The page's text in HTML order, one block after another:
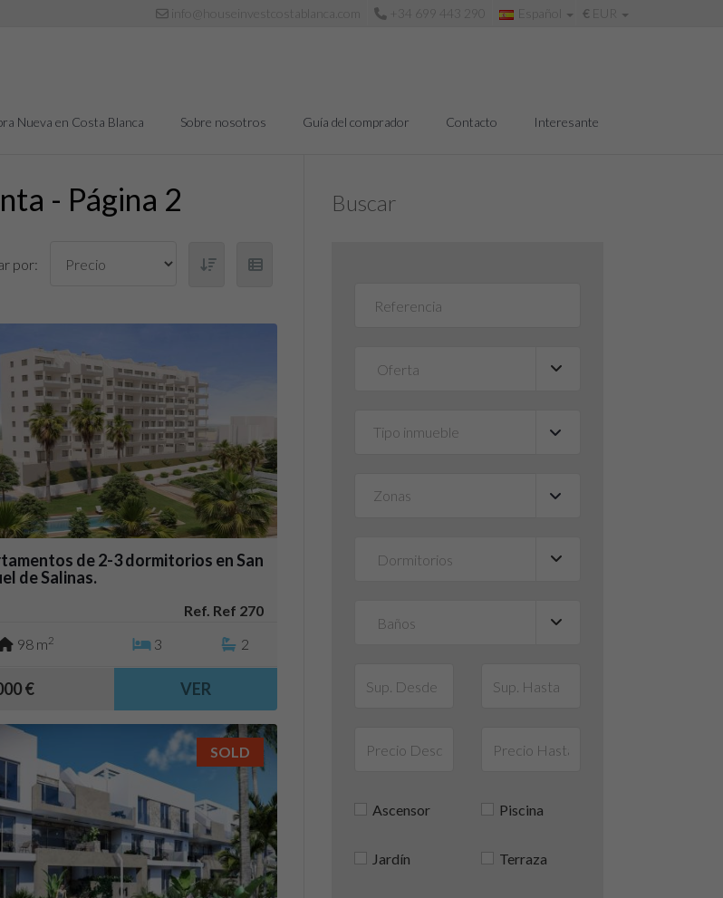
info@houseinvestcostablanca.com +34 699 443 290 Español € EUR
Nueva en Costa Blanca Sobre nosotros Guía del comprador Contacto Interesante
- Página 2
por:
de 2-3 dormitorios en San
de Salinas.
Ref. Ref 270
98 m2 3 2
€ VER
SOLD
Buscar
Tipo inmueble ▼
Zonas ▼
Ascensor Piscina
Jardín Terraza